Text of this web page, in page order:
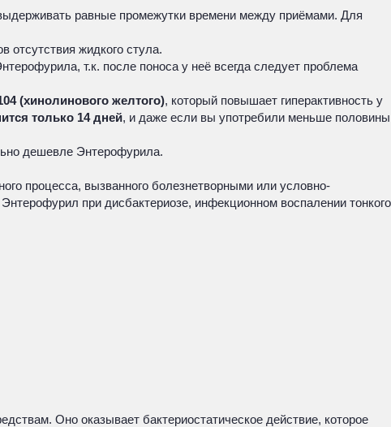
равные промежутки времени между приёмами. Для
отсутствия жидкого стула.
т.к. после поноса у неё всегда следует проблема
(хинолинового желтого), который повышает гиперактивность у
только 14 дней, и даже если вы употребили меньше половины
дешевле Энтерофурила.
процесса, вызванного болезнетворными или условно-
при дисбактериозе, инфекционном воспалении тонкого
Оно оказывает бактериостатическое действие, которое